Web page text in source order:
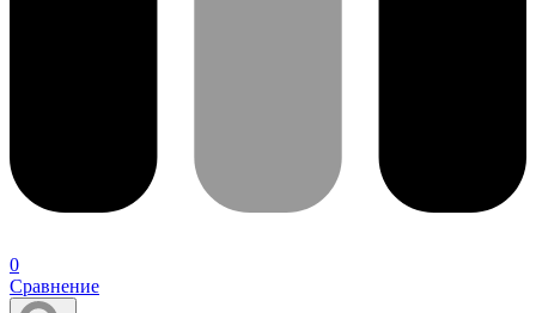
0
Сравнение